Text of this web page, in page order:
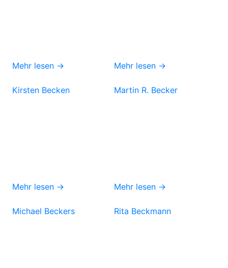
Mehr lesen → Mehr lesen →
Kirsten Becken
Mehr lesen →
Martin R. Becker
Mehr lesen →
Michael Beckers Rita Beckmann